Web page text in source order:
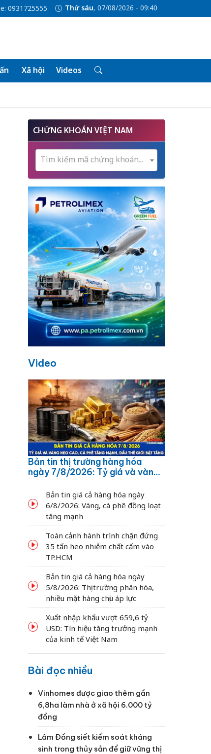
0931725555 Thứ sáu, 07/08/2026 - 09:40
Xã hội Videos
CHỨNG KHOÁN VIỆT NAM
Tìm kiếm mã chứng khoán...
Video
Bản tin thị trường hàng hóa
ngày 7/8/2026: Tỷ giá và vàng
dầu thế giới bật tăng
Bản tin giá cả hàng hóa ngày
6/8/2026: Vàng, cà phê đồng loạt
tăng mạnh
Toàn cảnh hành trình chặn đứng
35 tấn heo nhiễm chất cấm vào
TP.HCM
Bản tin giá cả hàng hóa ngày
5/8/2026: Thị trường phân hóa,
nhiều mặt hàng chịu áp lực
Xuất nhập khẩu vượt 659,6 tỷ
USD: Tín hiệu tăng trưởng mạnh
của kinh tế Việt Nam
Bài đọc nhiều
Vinhomes được giao thêm gần
6,8ha làm nhà ở xã hội 6.000 tỷ
đồng
Lâm Đồng siết kiểm soát kháng
sinh trong thủy sản để giữ vững thị